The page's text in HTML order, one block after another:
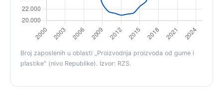
Broj zaposlenih u oblasti „Proizvodnja proizvoda od gume i
plastike" (nivo Republike). Izvor: RZS.